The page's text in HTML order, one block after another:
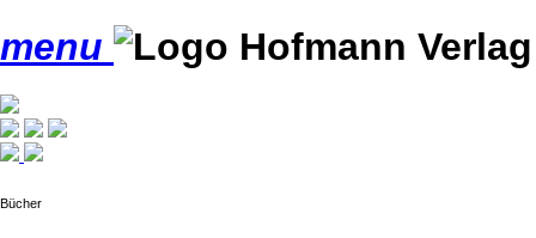
menu
Bücher